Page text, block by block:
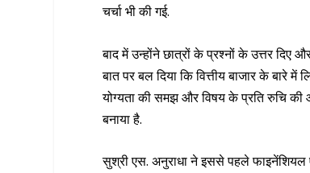
चर्चा भी की गई.
बाद में उन्होंने छात्रों के प्रश्नों के उत्तर दिए
बात पर बल दिया कि वित्तीय बाजार के बारे
योग्यता की समझ और विषय के प्रति रुचि की
बनाया है.
सुश्री एस. अनुराधा ने इससे पहले